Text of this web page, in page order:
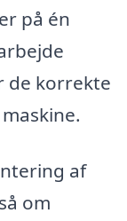
på én
de korrekte
af
om